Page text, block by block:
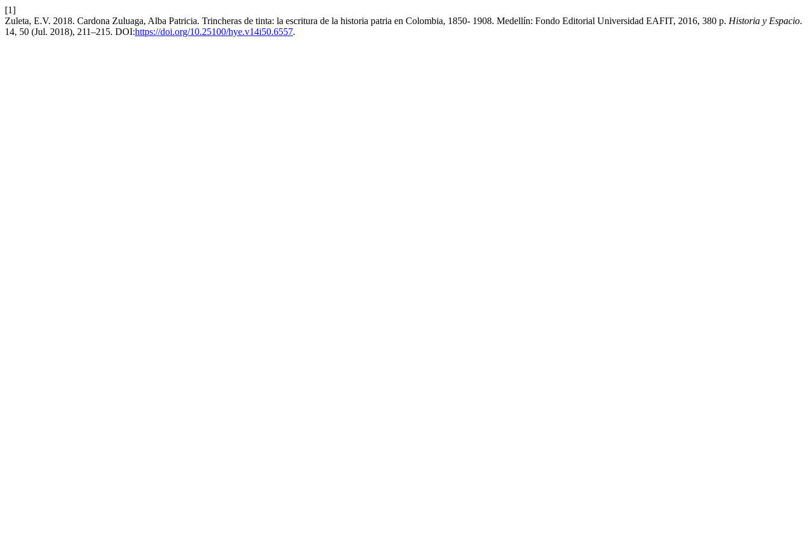
[1]
Zuleta, E.V. 2018. Cardona Zuluaga, Alba Patricia. Trincheras de tinta: la escritura de la historia patria en Colombia, 1850- 1908. Medellín: Fondo Editorial Universidad EAFIT, 2016, 380 p. Historia y Espacio.
14, 50 (Jul. 2018), 211–215. DOI:https://doi.org/10.25100/hye.v14i50.6557.